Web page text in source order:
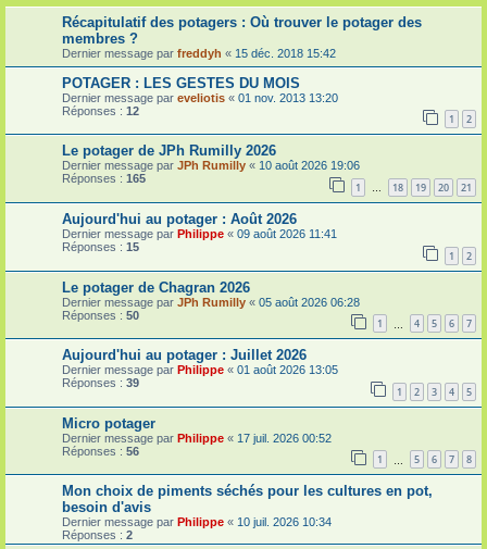
Récapitulatif des potagers : Où trouver le potager des
membres ?
Dernier message par freddyh « 15 déc. 2018 15:42
POTAGER : LES GESTES DU MOIS
Dernier message par eveliotis « 01 nov. 2013 13:20
Réponses : 12
1 2
Le potager de JPh Rumilly 2026
Dernier message par JPh Rumilly « 10 août 2026 19:06
Réponses : 165
1 … 18 19 20 21
Aujourd'hui au potager : Août 2026
Dernier message par Philippe « 09 août 2026 11:41
Réponses : 15
1 2
Le potager de Chagran 2026
Dernier message par JPh Rumilly « 05 août 2026 06:28
Réponses : 50
1 4 5 6 7
Aujourd'hui au potager : Juillet 2026
Dernier message par Philippe « 01 août 2026 13:05
Réponses : 39
1 2 3 4 5
Micro potager
Dernier message par Philippe « 17 juil. 2026 00:52
Réponses : 56
1 5 6 7 8
Mon choix de piments séchés pour les cultures en pot,
besoin d'avis
Dernier message par Philippe « 10 juil. 2026 10:34
Réponses : 2